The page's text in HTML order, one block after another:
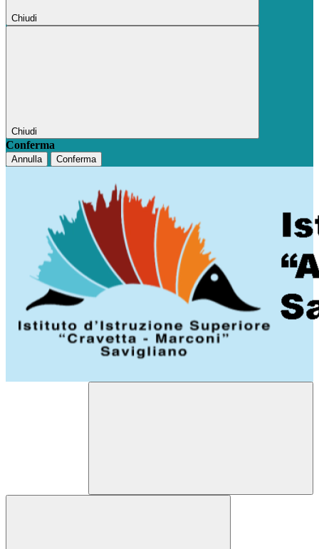
Chiudi
Chiudi
Conferma
Annulla Conferma